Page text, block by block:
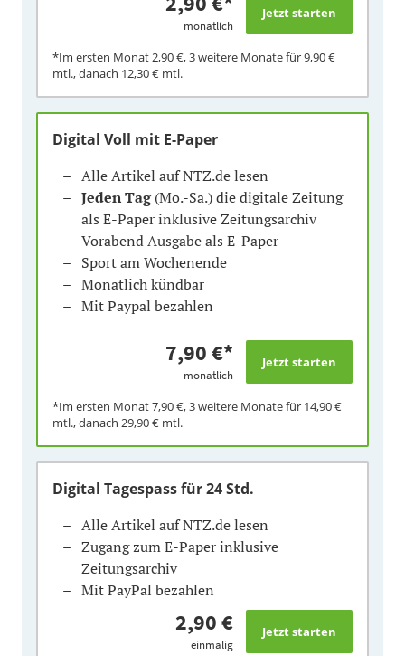
monatlich
*Im ersten Monat2,90 €, 3 weitere Monate für9,90 €
mtl., danach 12,30 € mtl.
Digital Voll mit E-Paper
Alle Artikel auf NTZ.de lesen
Jeden Tag(Mo.-Sa.) die digitale Zeitung
als E-Paper inklusive Zeitungsarchiv
Vorabend Ausgabe als E-Paper
Sport am Wochenende
Monatlich kündbar
Mit Paypal bezahlen
7,90 €*
monatlich
*Im ersten Monat7,90 €, 3 weitere Monate für 14,90 €
mtl., danach 29,90 € mtl.
Digital Tagespassfür 24 Std.
Alle Artikel auf NTZ.de lesen
Zugang zum E-Paper inklusive
Zeitungsarchiv
Mit PayPal bezahlen
2,90 €
einmalig